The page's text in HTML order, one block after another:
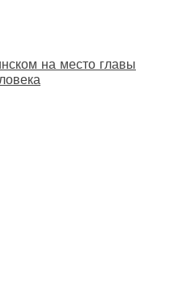
на место главы